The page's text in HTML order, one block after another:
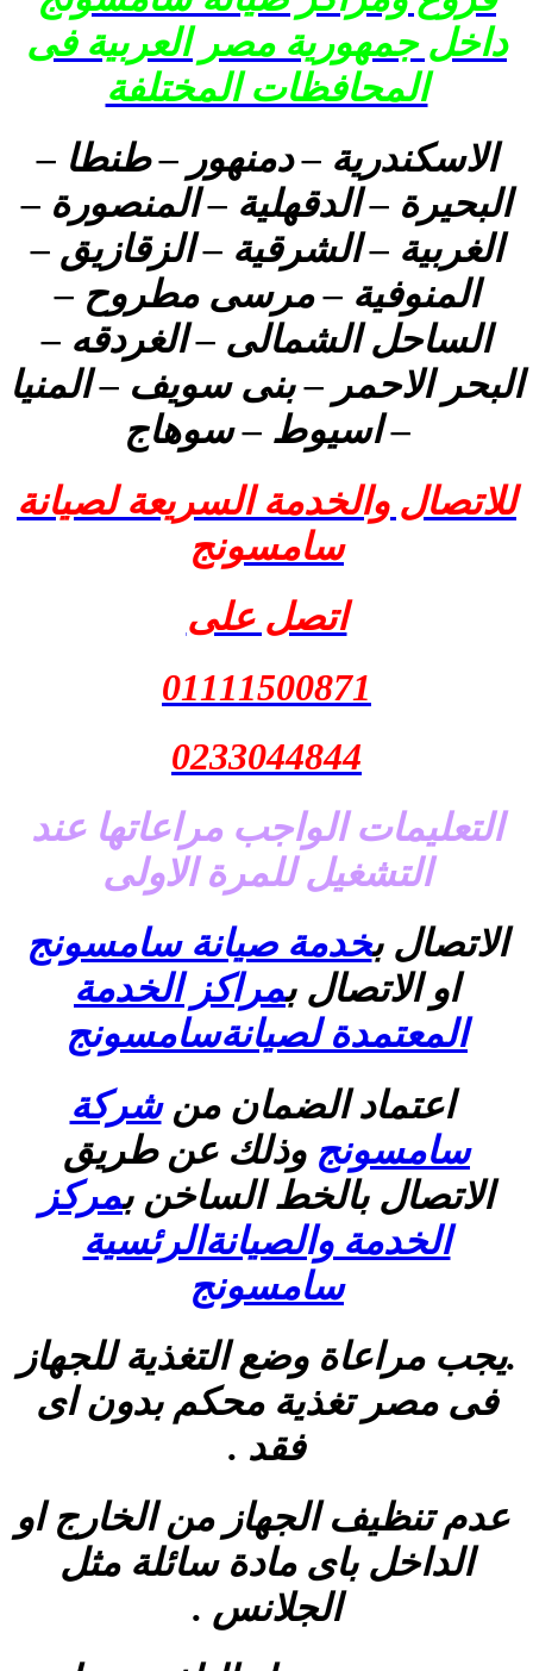
داخل جمهورية مصر العربية فى
المحافظات المختلفة
الاسكندرية – دمنهور – طنطا –
البحيرة – الدقهلية – المنصورة –
الغربية – الشرقية – الزقازيق –
المنوفية – مرسى مطروح –
الساحل الشمالى – الغردقه –
البحر الاحمر – بنى سويف – المنيا
– اسيوط – سوهاج
للاتصال والخدمة السريعة لصيانة
سامسونج
اتصل على
01111500871
0233044844
التعليمات الواجب مراعاتها عند
التشغيل للمرة الاولى
الاتصال بخدمة صيانة سامسونج
او الاتصال بمراكز الخدمة
المعتمدة لصيانةسامسونج
اعتماد الضمان منشركة
سامسونج وذلك عن طريق
الاتصال بالخط الساخنبمركز
الخدمة والصيانةالرئسية
سامسونج
.يجب مراعاة وضع التغذية للجهاز
فى مصر تغذية محكم بدون اى
فقد .
عدم تنظيف الجهاز من الخارج او
الداخل باى مادة سائلة مثل
الجلانس .